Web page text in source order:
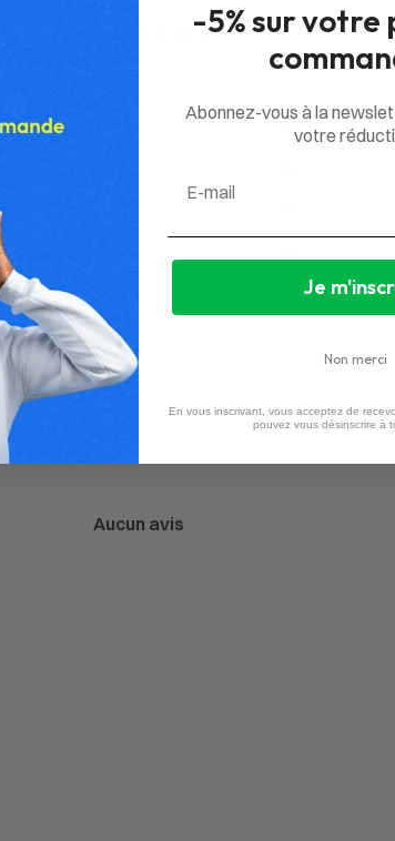
%
Aucun avis
-5% sur votre
Abonnez-vous à la
votre
Je
Non merci
En vous inscrivant, vous acceptez de
pouvez vous désinscrire à